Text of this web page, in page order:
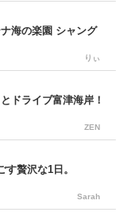
海の楽園 シャング
りぃ
ドライブ富津海岸！
ZEN
贅沢な1日。
Sarah